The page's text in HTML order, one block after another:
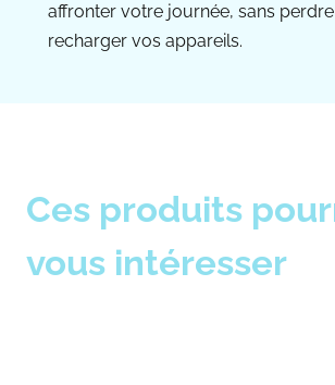
affronter votre journée, sans
recharger vos appareils.
Ces produits
vous intéresser